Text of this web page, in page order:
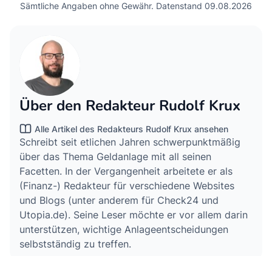
Sämtliche Angaben ohne Gewähr. Datenstand 09.08.2026
Über den Redakteur Rudolf Krux
Alle Artikel des Redakteurs Rudolf Krux ansehen
Schreibt seit etlichen Jahren schwerpunktmäßig
über das Thema Geldanlage mit all seinen
Facetten. In der Vergangenheit arbeitete er als
(Finanz-) Redakteur für verschiedene Websites
und Blogs (unter anderem für Check24 und
Utopia.de). Seine Leser möchte er vor allem darin
unterstützen, wichtige Anlageentscheidungen
selbstständig zu treffen.